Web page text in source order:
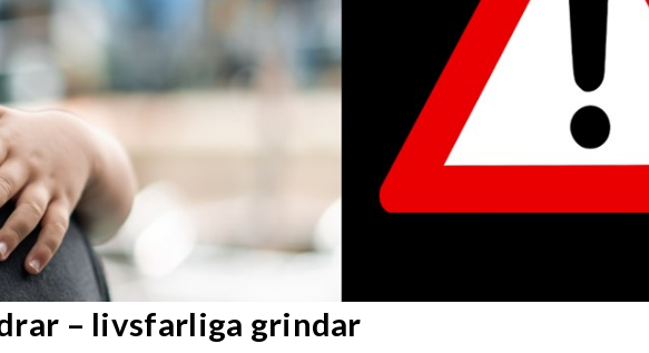
– livsfarliga grindar